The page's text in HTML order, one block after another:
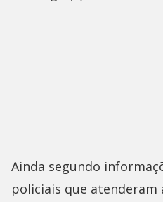
Ainda segundo
policiais que atenderam